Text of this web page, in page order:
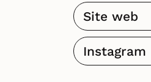
Site web
Instagram